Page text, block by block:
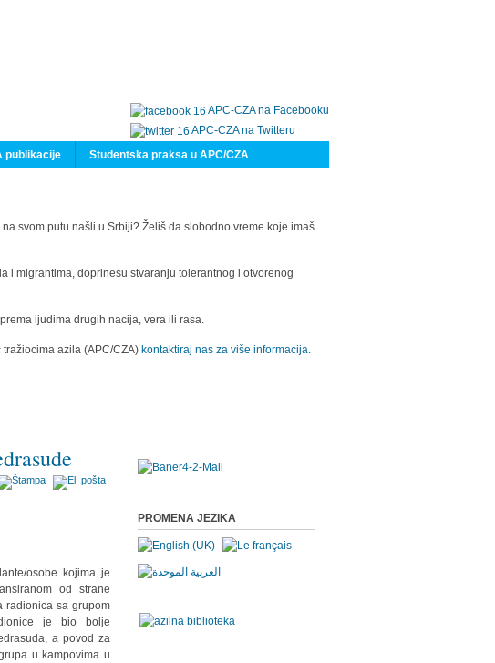
APC-CZA na Facebooku
APC-CZA na Twitteru
publikacije Studentska praksa u APC/CZA
svom putu našli u Srbiji? Želiš da slobodno vreme koje imaš
i migrantima, doprinesu stvaranju tolerantnog i otvorenog
ljudima drugih nacija, vera ili rasa.
azila (APC/CZA) kontaktiraj nas za više informacija.
osobe kojima je
od strane
radionica sa grupom
je bio bolje
a povod za
u kampovima u
PROMENA JEZIKA